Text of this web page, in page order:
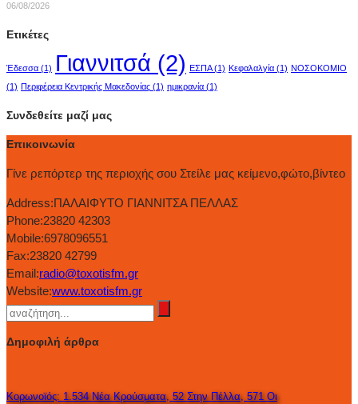
06/08/2026
Ετικέτες
Έδεσσα (1) Γιαννιτσά (2) ΕΣΠΑ(1) Κεφαλαλγία (1) ΝΟΣΟΚΟΜΙΟ
(1) Περιφέρεια Κεντρικής Μακεδονίας (1) ημικρανία (1)
Συνδεθείτε μαζί μας
Επικοινωνία
Γίνε ρεπόρτερ της περιοχής σου Στείλε μας κείμενο,φώτο,βίντεο
Address:ΠΑΛΑΙΦΥΤΟ ΓΙΑΝΝΙΤΣΑ ΠΕΛΛΑΣ
Phone:23820 42303
Mobile:6978096551
Fax:23820 42799
Email:radio@toxotisfm.gr
Website:www.toxotisfm.gr
Δημοφιλή άρθρα
Κορωνοϊός: 1.534 Νέα Κρούσματα, 52 Στην Πέλλα, 571 Οι